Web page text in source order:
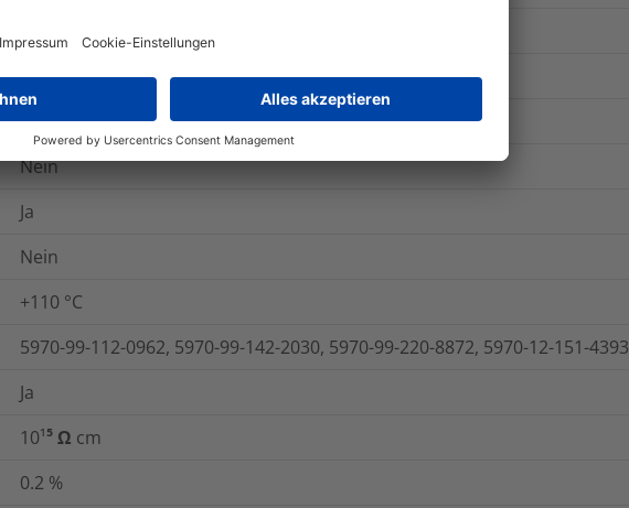
30kV/mm
Ja
Nein
Ja
Nein
+110 °C
5970-99-112-0962, 5970-99-142-2030, 5970-99-220-8872, 5970-12-151-4393
Ja
10¹⁵ Ω cm
0.2 %